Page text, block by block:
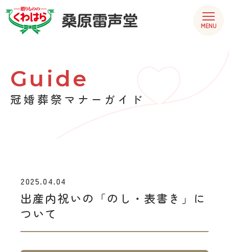
MENU
冠婚葬祭マナーガイド
Guide
2025.04.04
出産内祝いの「のし・表書き」に
ついて